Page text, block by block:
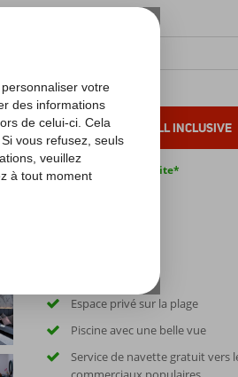
AU SOLEIL ALL INCLUSIVE
Annulation gratuite*
Espace privé sur la plage
Piscine avec une belle vue
Service de navette gratuit vers